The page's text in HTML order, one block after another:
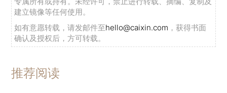
建立镜像等任何使用。
如有意愿转载，请发邮件至hello@caixin.com ，获得书面
确认及授权后，方可转载。
推荐阅读